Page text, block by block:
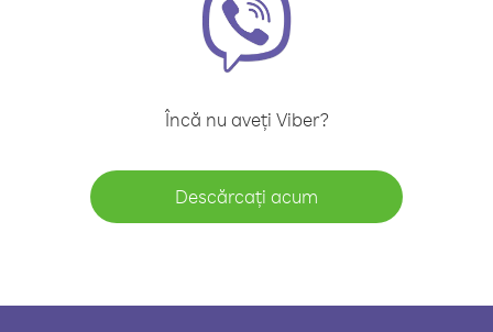
Încă nu aveți Viber?
Descărcați acum